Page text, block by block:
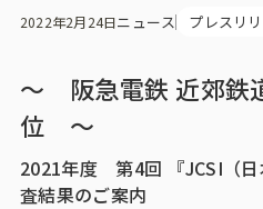
インテージの強み
会社情報
2022年2月24日ニュース プレスリ
～ 阪急電鉄 近郊鉄
位 ～
2021年度 第4回 『JCSI（日
査結果のご案内